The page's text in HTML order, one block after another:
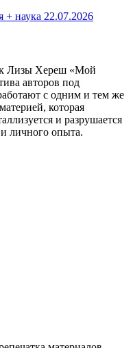
+ наука 22.07.2026
Лизы Хереш «Мой
авторов под
с одним и тем же
которая
и разрушается
личного опыта.